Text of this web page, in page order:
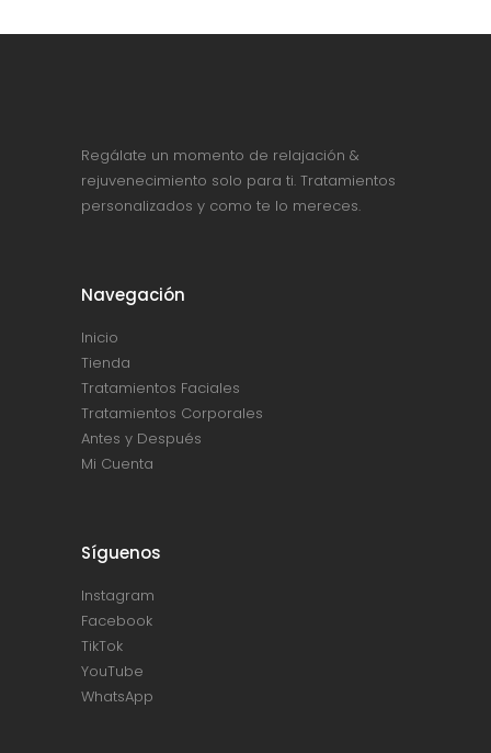
Regálate un momento de relajación &
rejuvenecimiento solo para ti. Tratamientos
personalizados y como te lo mereces.
Navegación
Inicio
Tienda
Tratamientos Faciales
Tratamientos Corporales
Antes y Después
Mi Cuenta
Síguenos
Instagram
Facebook
TikTok
YouTube
WhatsApp